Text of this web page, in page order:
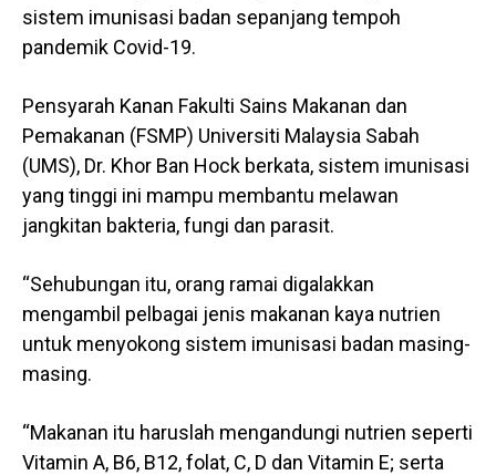
sistem imunisasi badan sepanjang tempoh
pandemik Covid-19.
Pensyarah Kanan Fakulti Sains Makanan dan
Pemakanan (FSMP) Universiti Malaysia Sabah
(UMS), Dr. Khor Ban Hock berkata, sistem imunisasi
yang tinggi ini mampu membantu melawan
jangkitan bakteria, fungi dan parasit.
“Sehubungan itu, orang ramai digalakkan
mengambil pelbagai jenis makanan kaya nutrien
untuk menyokong sistem imunisasi badan masing-
masing.
“Makanan itu haruslah mengandungi nutrien seperti
Vitamin A, B6, B12, folat, C, D dan Vitamin E; serta